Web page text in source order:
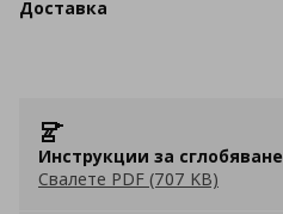
Доставка
Инструкции за сглобяване
Свалете PDF (707 KB)